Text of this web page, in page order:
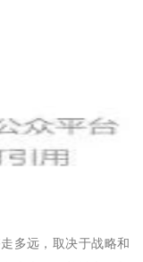
多远，取决于战略和